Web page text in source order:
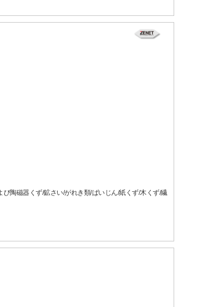
陶磁器くず/鉱さい/がれき類/ばいじん/紙くず/木くず/繊